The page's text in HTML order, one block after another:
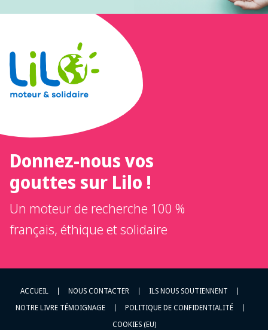
Donnez-nous vos
gouttes sur Lilo !
Un moteur de recherche 100 %
français, éthique et solidaire
ACCUEIL NOUS CONTACTER
ILS NOUS SOUTIENNENT
NOTRE LIVRE TÉMOIGNAGE
POLITIQUE DE CONFIDENTIALITÉ
COOKIES (EU)